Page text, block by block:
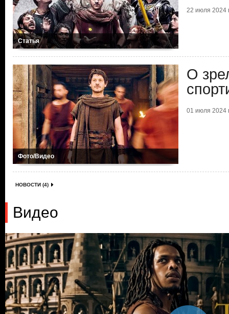
Статья
22 июля 2024
Фото/Видео
О
01 июля 2024
НОВОСТИ (4)
Видео